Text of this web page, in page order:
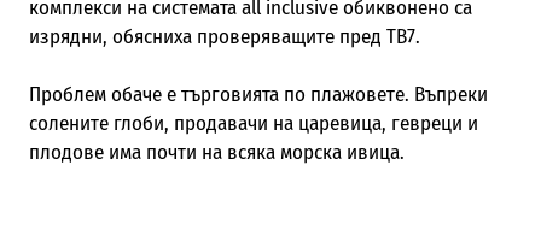
комплекси на системата all inclusive обиквонено са
изрядни, обясниха проверяващите пред ТВ7.
Проблем обаче е търговията по плажовете. Въпреки
солените глоби, продавачи на царевица, гевреци и
плодове има почти на всяка морска ивица.